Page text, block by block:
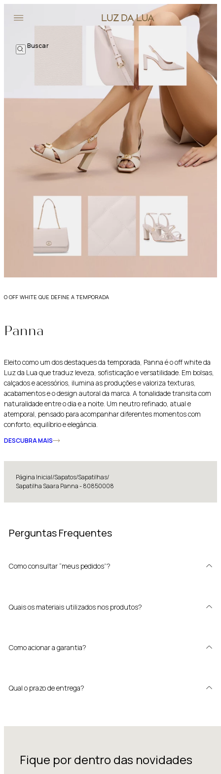
o off white que define a temporada
Panna
Eleito como um dos destaques da temporada, Panna é o off white da
Luz da Lua que traduz leveza, sofisticação e versatilidade. Em bolsas,
calçados e acessórios, ilumina as produções e valoriza texturas,
acabamentos e o design autoral da marca. A tonalidade transita com
naturalidade entre o dia e a noite. Um neutro refinado, atual e
atemporal, pensado para acompanhar diferentes momentos com
conforto, equilíbrio e elegância.
DESCUBRA MAIS
Página Inicial/Sapatos/Sapatilhas/
Sapatilha Saara Panna - 80850008
Perguntas Frequentes
Como consultar “meus pedidos”?
Quais os materiais utilizados nos produtos?
Como acionar a garantia?
Qual o prazo de entrega?
Fique por dentro das novidades